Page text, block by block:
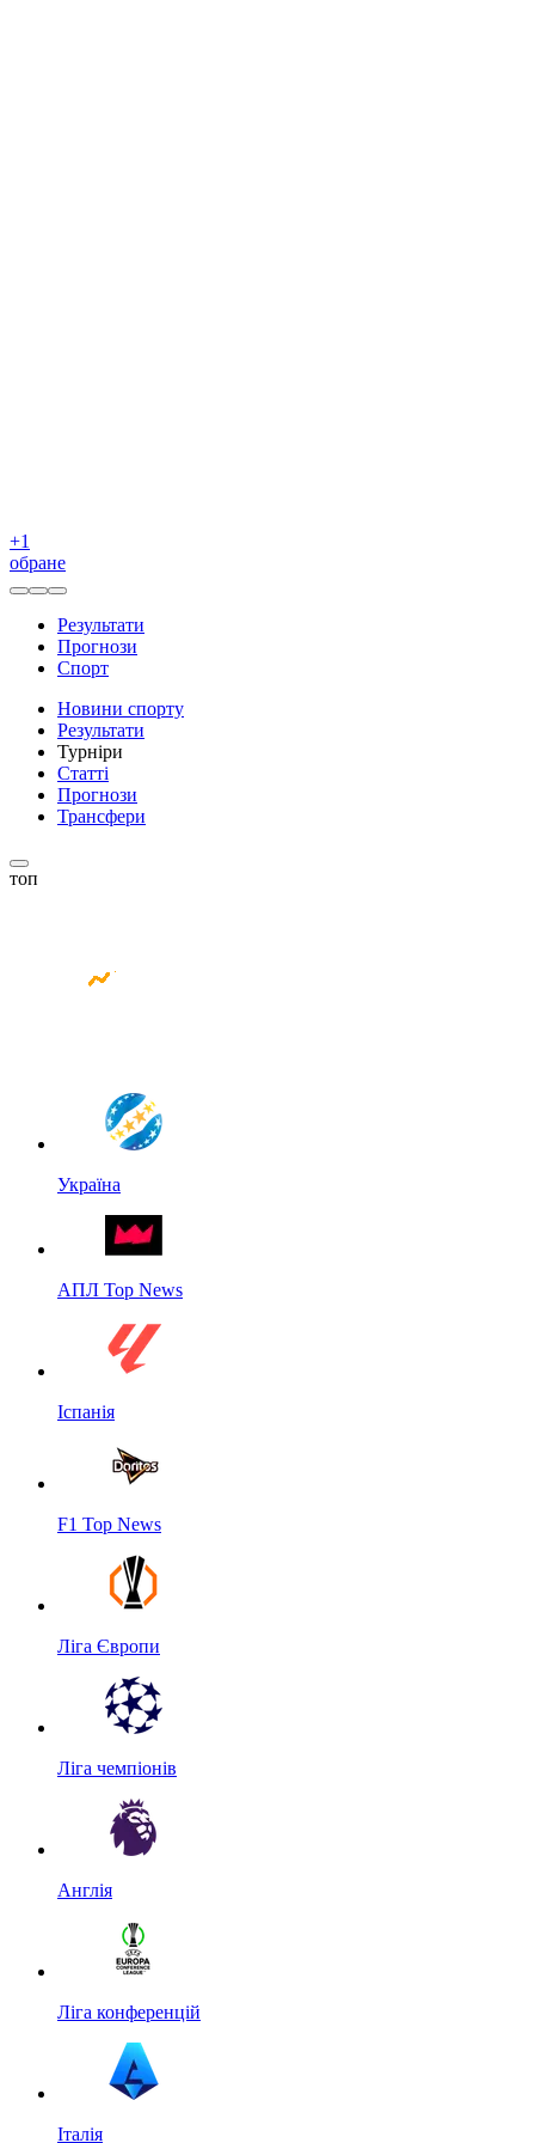
+1
обране
Результати
Прогнози
Спорт
Новини спорту
Результати
Турніри
Статті
Прогнози
Трансфери
топ
Україна
АПЛ Top News
Іспанія
F1 Top News
Ліга Європи
Ліга чемпіонів
Англія
Ліга конференцій
Італія